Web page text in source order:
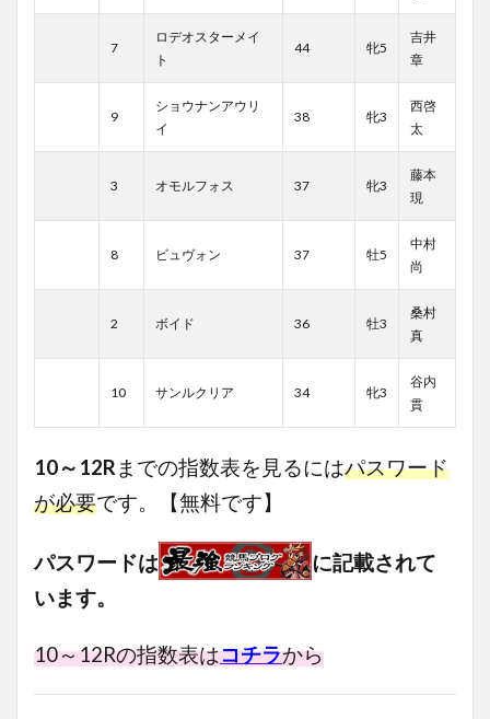
7
ロデオスターメイ
ト
44 牝5
吉井
章
9
ショウナンアウリ
イ
38 牝3
西啓
太
3 オモルフォス 37 牝3
藤本
現
8 ビュヴォン 37 牡5
中村
尚
2 ボイド 36 牡3
桑村
真
10 サンルクリア 34 牝3
谷内
貫
10～12R までの指数表を見るにはパスワード
が必要です。【無料です】
パスワードは
に記載されて
います。
10～12Rの指数表はコチラから